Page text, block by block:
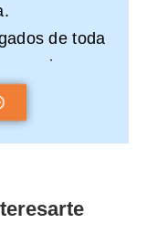
de toda